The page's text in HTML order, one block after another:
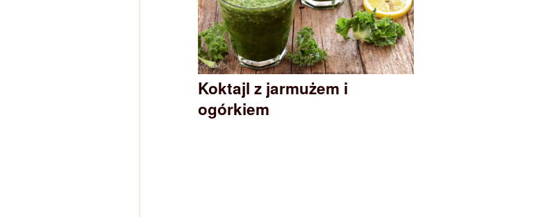
Koktajl z jarmużem i
ogórkiem